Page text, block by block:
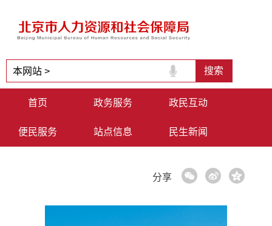
首页 政务服务 政民互动
便民服务 站点信息 民生新闻
分享